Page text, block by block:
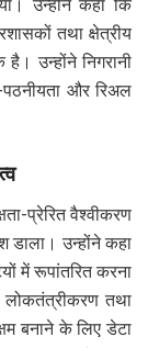
उन्होंने कहा कि
तथा क्षेत्रीय
उन्होंने निगरानी
और रिअल
प्रेरित वैश्वीकरण
डाला। उन्होंने कहा
में रूपांतरित करना
लोकतंत्रीकरण तथा
बनाने के लिए डेटा